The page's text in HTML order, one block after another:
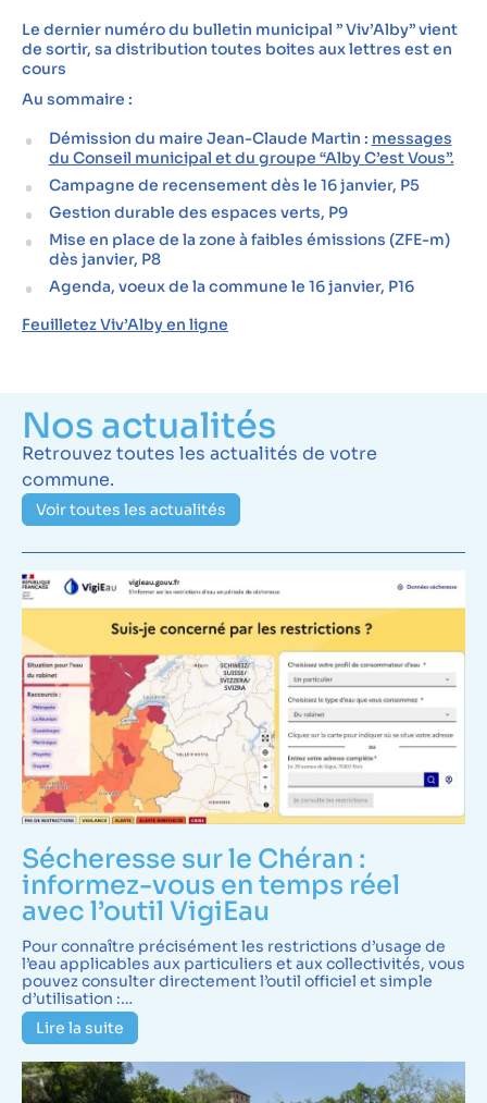
Le dernier numéro du bulletin municipal ” Viv’Alby” vient
de sortir, sa distribution toutes boites aux lettres est en
cours
Au sommaire :
Démission du maire Jean-Claude Martin : messages
du Conseil municipal et du groupe “Alby C’est Vous”.
Campagne de recensement dès le 16 janvier, P5
Gestion durable des espaces verts, P9
Mise en place de la zone à faibles émissions (ZFE-m)
dès janvier, P8
Agenda, voeux de la commune le 16 janvier, P16
Feuilletez Viv’Alby en ligne
Nos actualités
Retrouvez toutes les actualités de votre
commune.
Voir toutes les actualités
Sécheresse sur le Chéran :
informez-vous en temps réel
avec l’outil VigiEau
Pour connaître précisément les restrictions d’usage de
l’eau applicables aux particuliers et aux collectivités, vous
pouvez consulter directement l’outil officiel et simple
d’utilisation :…
Lire la suite